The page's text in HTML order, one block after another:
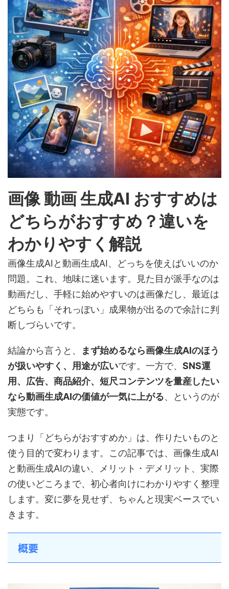
画像 動画 生成AI おすすめは
どちらがおすすめ？違いを
わかりやすく解説
画像生成AIと動画生成AI、どっちを使えばいいのか
問題。これ、地味に迷います。見た目が派手なのは
動画だし、手軽に始めやすいのは画像だし、最近は
どちらも「それっぽい」成果物が出るので余計に判
断しづらいです。
結論から言うと、
まず始めるなら画像生成AIのほう
が扱いやすく、用途が広いです。一方で、 SNS運
用、広告、商品紹介、短尺コンテンツを量産したい
なら動画生成AIの価値が一気に上がる、というのが
実態です。
つまり「どちらがおすすめか」は、作りたいものと
使う目的で変わります。この記事では、画像生成AI
と動画生成AIの違い、メリット・デメリット、実際
の使いどころまで、初心者向けにわかりやすく整理
します。変に夢を見せず、ちゃんと現実ベースでい
きます。
概要